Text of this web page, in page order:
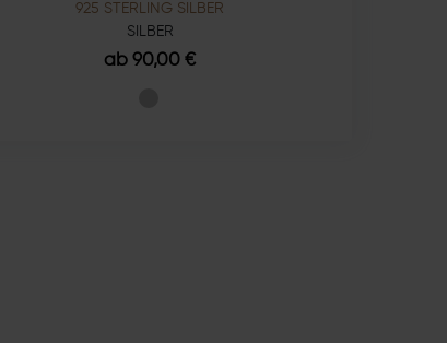
925 STERLING SILBER
SILBER
ab 90,00 €